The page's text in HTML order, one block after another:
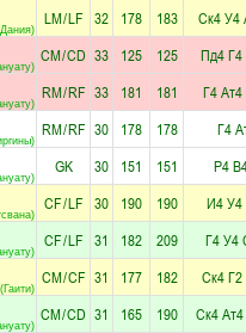
LM/LF 32 178 183 Ск4У4
CM/CD 33 125 125 Пд4Г4
RM/RF 33 181 181 Г4Ат4
RM/RF 30 178 178 Г4
GK 30 151 151 Р4
CF/LF 30 190 190 И4У4
CF/LF 31 182 209 Г4У4
CM/CF 31 177 182 Ск4Г2
CM/CD 31 165 190 Ск4Ат4